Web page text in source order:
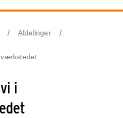
Afdelinger
i